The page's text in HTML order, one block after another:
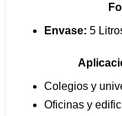
Envase: 5
Colegios y
Oficinas y